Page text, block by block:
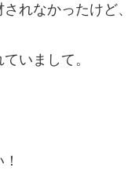
れなかったけど、
いまして。